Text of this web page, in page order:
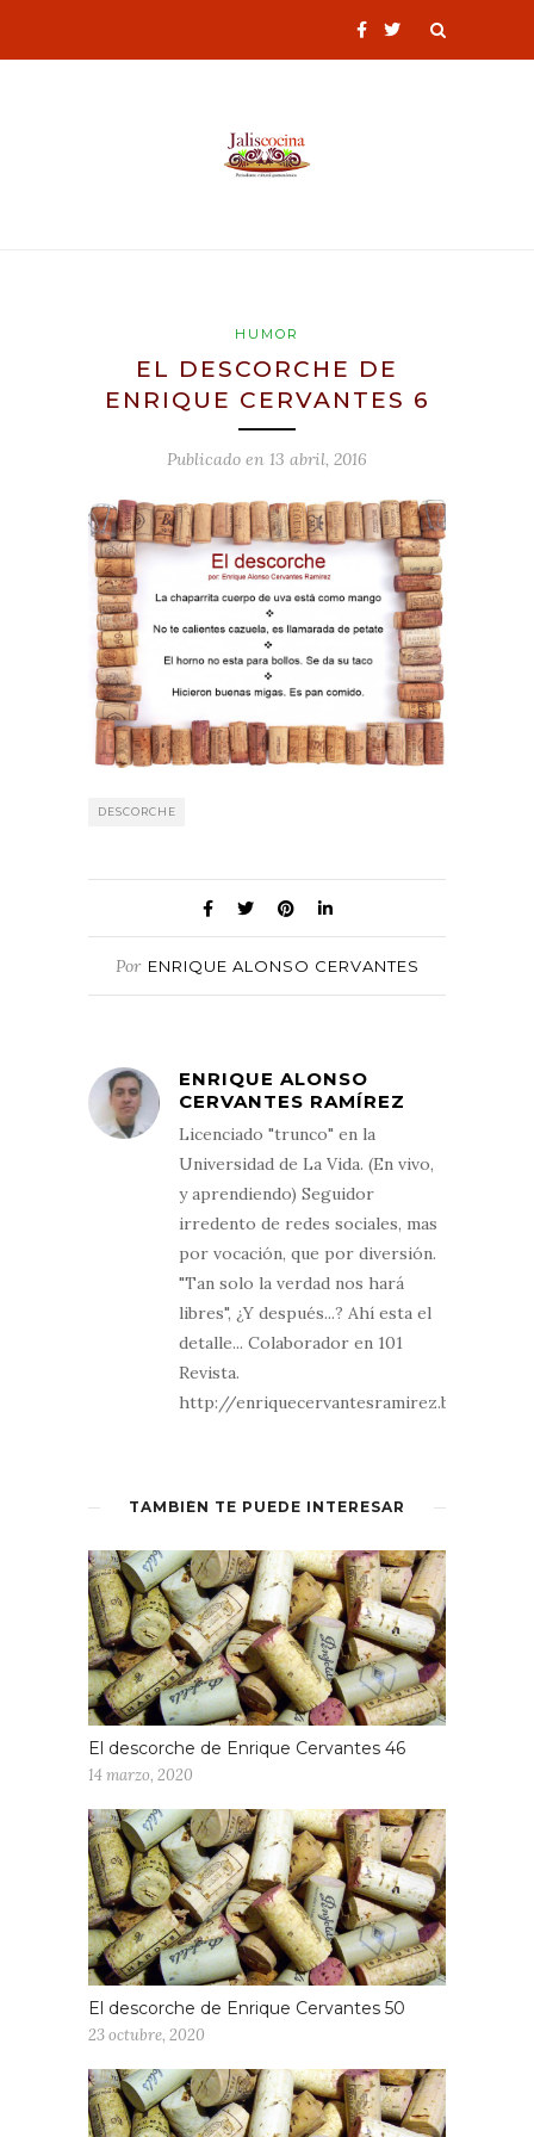
HUMOR
EL DESCORCHE DE
ENRIQUE CERVANTES 6
Publicado en 13 abril, 2016
DESCORCHE
Por ENRIQUE ALONSO CERVANTES
ENRIQUE ALONSO
CERVANTES RAMÍREZ
Licenciado "trunco" en la
Universidad de La Vida. (En vivo,
y aprendiendo) Seguidor
irredento de redes sociales, mas
por vocación, que por diversión.
"Tan solo la verdad nos hará
libres", ¿Y después...? Ahí esta el
detalle... Colaborador en 101
Revista.
http://
TAMBIÉN TE PUEDE INTERESAR
El descorche de Enrique Cervantes 46
14 marzo, 2020
El descorche de Enrique Cervantes 50
23 octubre, 2020